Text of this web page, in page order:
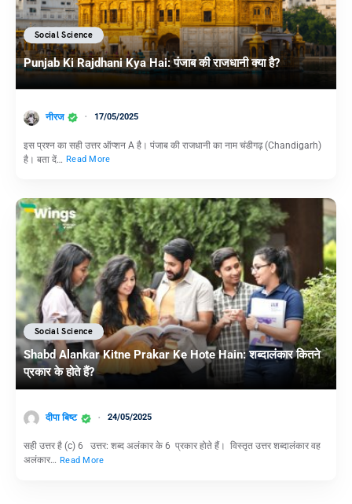
Social Science
Punjab Ki Rajdhani Kya Hai: पंजाब की राजधानी क्या है?
नीरज 17/05/2025
इस प्रश्न का सही उत्तर ऑप्शन A है। पंजाब की राजधानी का नाम चंडीगढ़ (Chandigarh)
है। बता दें… Read More
Social Science
Shabd Alankar Kitne Prakar Ke Hote Hain: शब्दालंकार कितने
प्रकार के होते हैं?
दीपा बिष्ट 24/05/2025
सही उत्तर है (c) 6 उत्तर: शब्द अलंकार के 6 प्रकार होते हैं। विस्तृत उत्तर शब्दालंकार वह
अलंकार… Read More